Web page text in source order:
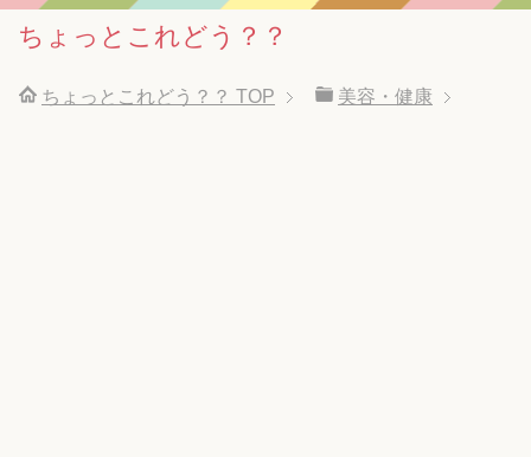
ちょっとこれどう？？
ちょっとこれどう？？ TOP 美容・健康